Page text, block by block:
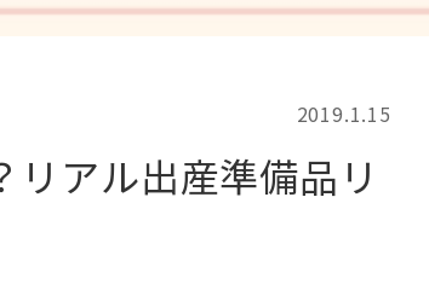
2019.1.15
アル出産準備品リ